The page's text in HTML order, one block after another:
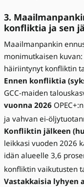
3.
konfliktia ja sen
Maailmanpankin
monimutkaisen
häiriintynyt konfliktin
Ennen konfliktia
GCC-maiden
vuonna 2026
ja vahvan ei-
Konfliktin jälkeen
leikkasi vuoden 2026
idän alueelle 3,6
konfliktin vaikutusten
Vastakkaisia lyhyen